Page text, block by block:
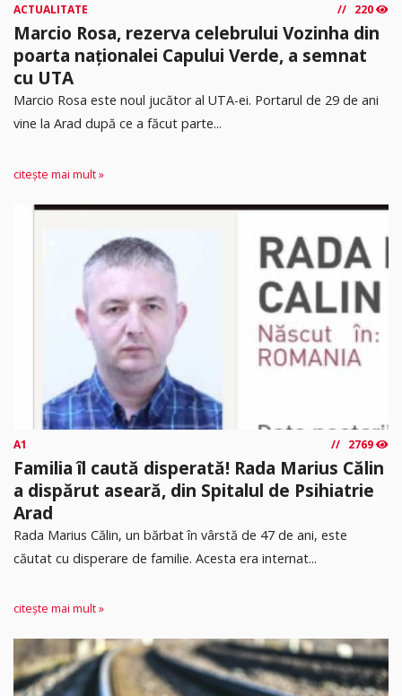
ACTUALITATE 220
Marcio Rosa, rezerva celebrului Vozinha din
poarta naționalei Capului Verde, a semnat
cu UTA
Marcio Rosa este noul jucător al UTA-ei. Portarul de 29 de ani
vine la Arad după ce a făcut parte...
citește mai mult »
A1 2769
Familia îl caută disperată! Rada Marius Călin
a dispărut aseară, din Spitalul de Psihiatrie
Arad
Rada Marius Călin, un bărbat în vârstă de 47 de ani, este
căutat cu disperare de familie. Acesta era internat...
citește mai mult »